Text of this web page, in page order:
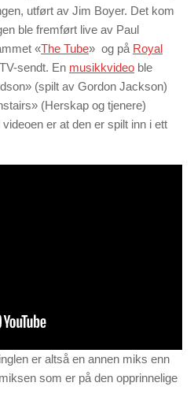
utført av Jim Boyer. Det kom
ble fremført live av Paul
«The Tube» og på Royal
sendt. En musikkvideo ble
(spilt av Gordon Jackson)
(Herskap og tjenere)
er at den er spilt inn i ett
er altså en annen miks enn
som er på den opprinnelige